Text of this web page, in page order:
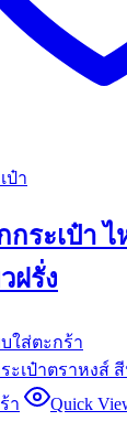
ป๋า
กระเป๋า
ฝรั่ง
ใส่ตะกร้า
า Quick